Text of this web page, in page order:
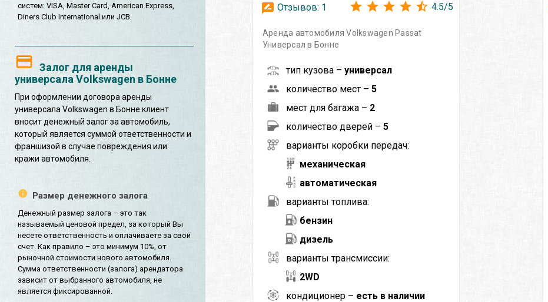
систем: VISA, Master Card, American Express,
Diners Club International или JCB.
Залог для аренды
универсала Volkswagen в Бонне
При оформлении договора аренды
универсала Volkswagen в Бонне клиент
вносит денежный залог за автомобиль,
который является суммой ответственности и
франшизой в случае повреждения или
кражи автомобиля.
Размер денежного залога
Денежный размер залога – это так
называемый ценовой предел, за который Вы
несете ответственность и оплачиваете за свой
счет. Как правило – это минимум 10%, от
рыночной стоимости нового автомобиля.
Сумма ответственности (залога) арендатора
зависит от выбранного автомобиля, не
является фиксированной.
Отзывов: 1 4.5/5
Аренда автомобиля Volkswagen Passat
Универсал в Бонне
тип кузова – универсал
количество мест – 5
мест для багажа – 2
количество дверей – 5
варианты коробки передач:
механическая
автоматическая
варианты топлива:
бензин
дизель
варианты трансмиссии:
2WD
кондиционер – есть в наличии